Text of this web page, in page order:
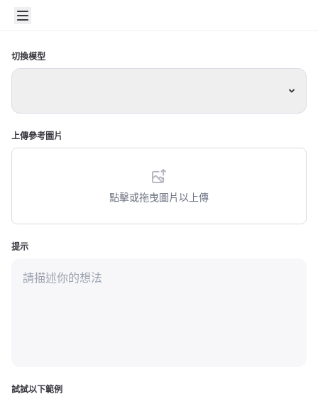
切換模型
上傳參考圖片
點擊或拖曳圖片以上傳
提示
試試以下範例